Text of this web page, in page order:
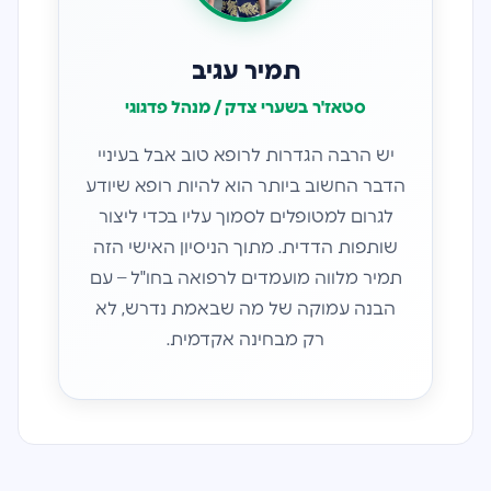
תמיר עגיב
סטאז'ר בשערי צדק / מנהל פדגוגי
יש הרבה הגדרות לרופא טוב אבל בעיניי
הדבר החשוב ביותר הוא להיות רופא שיודע
לגרום למטופלים לסמוך עליו בכדי ליצור
שותפות הדדית. מתוך הניסיון האישי הזה
תמיר מלווה מועמדים לרפואה בחו"ל – עם
הבנה עמוקה של מה שבאמת נדרש, לא
רק מבחינה אקדמית.